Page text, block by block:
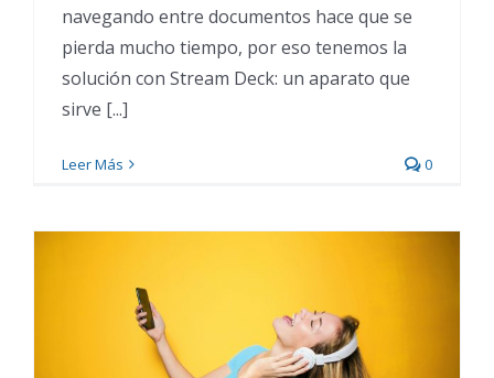
navegando entre documentos hace que se
pierda mucho tiempo, por eso tenemos la
solución con Stream Deck: un aparato que
sirve [...]
Leer Más 0
Doinu: Música libre y sin